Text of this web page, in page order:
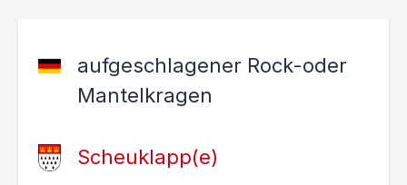
aufgeschlagener Rock-oder
Mantelkragen
Scheuklapp(e)